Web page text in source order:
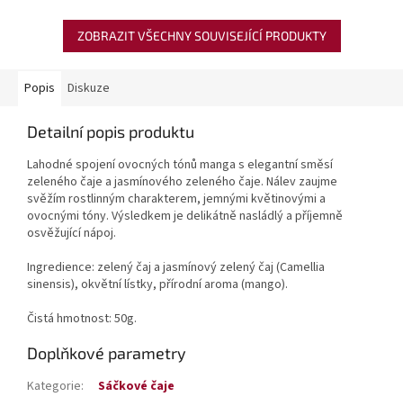
ZOBRAZIT VŠECHNY SOUVISEJÍCÍ PRODUKTY
Popis Diskuze
Detailní popis produktu
Lahodné spojení ovocných tónů manga s elegantní směsí
zeleného čaje a jasmínového zeleného čaje. Nálev zaujme
svěžím rostlinným charakterem, jemnými květinovými a
ovocnými tóny. Výsledkem je delikátně nasládlý a příjemně
osvěžující nápoj.
Ingredience: zelený čaj a jasmínový zelený čaj (Camellia
sinensis), okvětní lístky, přírodní aroma (mango).
Čistá hmotnost: 50g.
Doplňkové parametry
Kategorie:
Sáčkové čaje